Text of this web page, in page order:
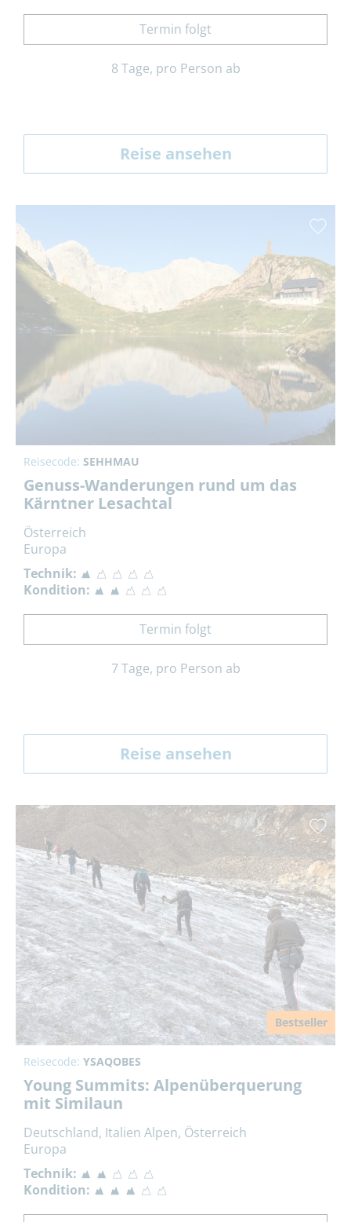
Termin folgt
8 Tage, pro Person ab
Reise ansehen
Reisecode: SEHHMAU
Genuss-Wanderungen rund um das
Kärntner Lesachtal
Österreich
Europa
Technik:
Kondition:
Termin folgt
7 Tage, pro Person ab
Reise ansehen
Bestseller
Reisecode: YSAQOBES
Young Summits: Alpenüberquerung
mit Similaun
Deutschland, Italien Alpen, Österreich
Europa
Technik:
Kondition: